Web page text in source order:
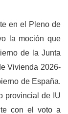
en el Pleno de
la moción que
de la Junta
Vivienda 2026-
de España.
provincial de IU
con el voto a